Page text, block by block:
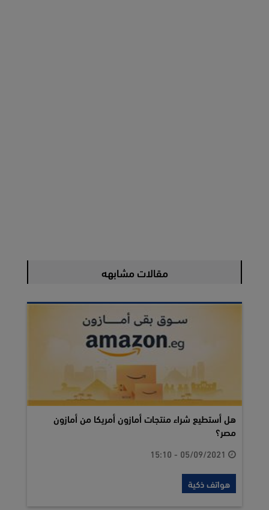
مقالات مشابهه
هل أستطيع شراء منتجات أمازون أمريكا من أمازون
مصر؟
هواتف ذكية